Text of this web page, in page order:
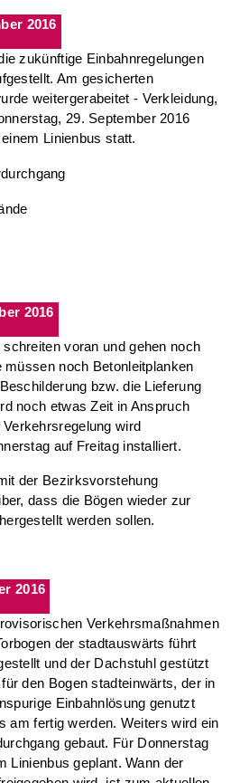
2016
zukünftige Einbahnregelungen
Am gesicherten
weitergerabeitet - Verkleidung,
29. September 2016
Linienbus statt.
2016
voran und gehen noch
müssen noch Betonleitplanken
bzw. die Lieferung
noch etwas Zeit in Anspruch
wird
auf Freitag installiert.
der Bezirksvorstehung
dass die Bögen wieder zur
werden sollen.
2016
Verkehrsmaßnahmen
der stadtauswärts führt
und der Dachstuhl gestützt
den Bogen stadteinwärts, der in
Einbahnlösung genutzt
am fertig werden. Weiters wird ein
gebaut. Für Donnerstag
Linienbus geplant. Wann der